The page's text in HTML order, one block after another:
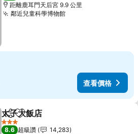
距離鹿耳門天后宮 9.9 公里
鄰近兒童科學博物館
查看價格
分享 加入我的最愛
太子大飯店
3 星級
8.6 超級讚
14,283